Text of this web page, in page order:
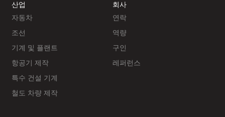
산업
자동차
조선
기계 및 플랜트
항공기 제작
특수 건설 기계
철도 차량 제작
회사
연락
역량
구인
레퍼런스